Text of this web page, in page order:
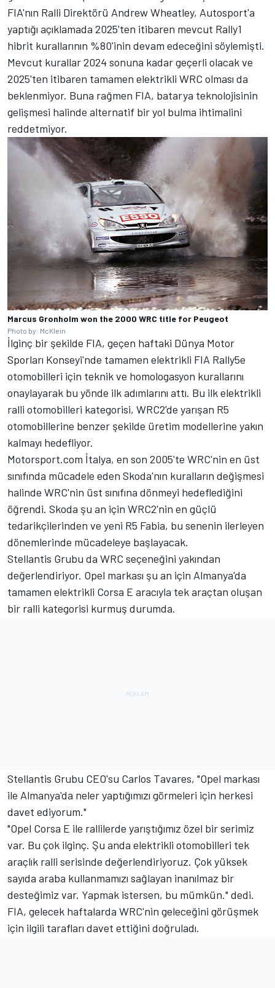
FIA'nın Ralli Direktörü Andrew Wheatley, Autosport'a
yaptığı açıklamada 2025'ten itibaren mevcut Rally1
hibrit kurallarının %80'inin devam edeceğini söylemişti.
Mevcut kurallar 2024 sonuna kadar geçerli olacak ve
2025'ten itibaren tamamen elektrikli WRC olması da
beklenmiyor. Buna rağmen FIA, batarya teknolojisinin
gelişmesi halinde alternatif bir yol bulma ihtimalini
reddetmiyor.
Marcus Gronholm won the 2000 WRC title for Peugeot
Photo by: McKlein
İlginç bir şekilde FIA, geçen haftaki Dünya Motor
Sporları Konseyi'nde tamamen elektrikli FIA Rally5e
otomobilleri için teknik ve homologasyon kurallarını
onaylayarak bu yönde ilk adımlarını attı. Bu ilk elektrikli
ralli otomobilleri kategorisi, WRC2'de yarışan R5
otomobillerine benzer şekilde üretim modellerine yakın
kalmayı hedefliyor.
Motorsport.com İtalya, en son 2005'te WRC'nin en üst
sınıfında mücadele eden Skoda'nın kuralların değişmesi
halinde WRC'nin üst sınıfına dönmeyi hedeflediğini
öğrendi. Skoda şu an için WRC2'nin en güçlü
tedarikçilerinden ve yeni R5 Fabia, bu senenin ilerleyen
dönemlerinde mücadeleye başlayacak.
Stellantis Grubu da WRC seçeneğini yakından
değerlendiriyor. Opel markası şu an için Almanya'da
tamamen elektrikli Corsa E aracıyla tek araçtan oluşan
bir ralli kategorisi kurmuş durumda.
Stellantis Grubu CEO'su Carlos Tavares, "Opel markası
ile Almanya'da neler yaptığımızı görmeleri için herkesi
davet ediyorum."
"Opel Corsa E ile rallilerde yarıştığımız özel bir serimiz
var. Bu çok ilginç. Şu anda elektrikli otomobilleri tek
araçlık ralli serisinde değerlendiriyoruz. Çok yüksek
sayıda araba kullanmamızı sağlayan inanılmaz bir
desteğimiz var. Yapmak istersen, bu mümkün." dedi.
FIA, gelecek haftalarda WRC'nin geleceğini görüşmek
için ilgili tarafları davet ettiğini doğruladı.